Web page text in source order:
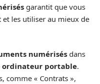
garantit que vous
les utiliser au mieux de
numérisésdans
ordinateur portable.
comme « Contrats »,